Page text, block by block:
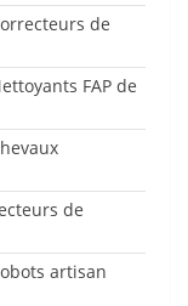
de
FAP de
de
artisan